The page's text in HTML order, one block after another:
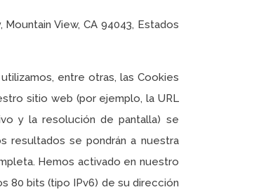
View, CA 94043, Estados
entre otras, las Cookies
sitio web (por ejemplo, la URL
y la resolución de pantalla) se
resultados se pondrán a nuestra
Hemos activado en nuestro
80 bits (tipo IPv6) de su dirección